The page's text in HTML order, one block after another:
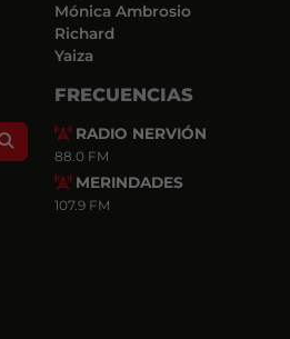
Mónica Ambrosio
Richard
Yaiza
Search
FRECUENCIAS
RADIO NERVIÓN
88.0 FM
MERINDADES
107.9 FM